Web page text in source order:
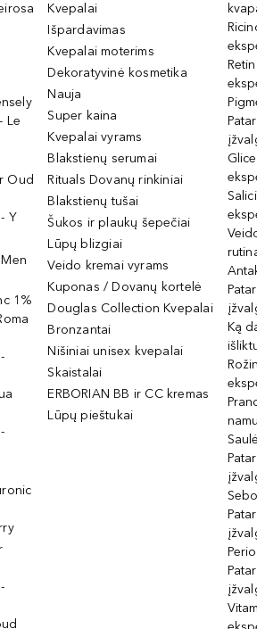
Le
Oud
Y
1%
Kvepalai
Išpardavimas
Kvepalai moterims
Dekoratyvinė kosmetika
Nauja
Super kaina
Kvepalai vyrams
Blakstienų serumai
Rituals Dovanų rinkiniai
Blakstienų tušai
Šukos ir plaukų šepečiai
Lūpų blizgiai
Veido kremai vyrams
Kuponas / Dovanų kortelė
Douglas Collection Kvepalai
Bronzantai
Nišiniai unisex kvepalai
Skaistalai
ERBORIAN BB ir CC kremas
Lūpų pieštukai
Ką